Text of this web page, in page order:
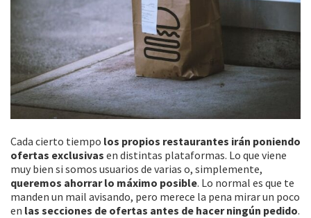
Cada cierto tiempo los propios restaurantes irán poniendo
ofertas exclusivas en distintas plataformas. Lo que viene
muy bien si somos usuarios de varias o, simplemente,
queremos ahorrar lo máximo posible. Lo normal es que te
manden un mail avisando, pero merece la pena mirar un poco
en las secciones de ofertas antes de hacer ningún pedido.